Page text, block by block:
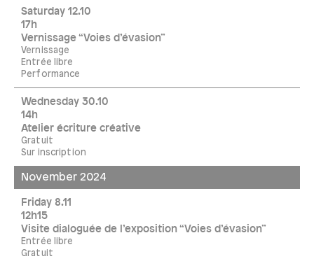
Saturday 12.10
17h
Vernissage “Voies d’évasion”
Vernissage
Entrée libre
Performance
Wednesday 30.10
14h
Atelier écriture créative
Gratuit
Sur inscription
November 2024
Friday 8.11
12h15
Visite dialoguée de l’exposition “Voies d’évasion”
Entrée libre
Gratuit